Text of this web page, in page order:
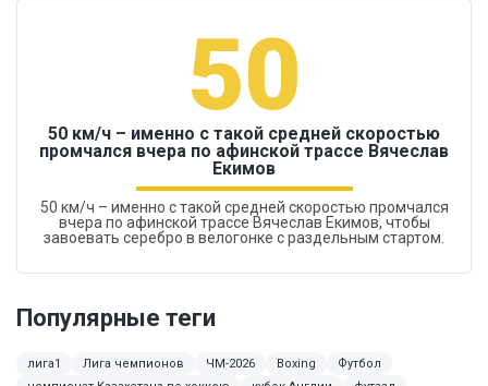
50
50 км/ч – именно с такой средней скоростью
промчался вчера по афинской трассе Вячеслав
Екимов
50 км/ч – именно с такой средней скоростью промчался
вчера по афинской трассе Вячеслав Екимов, чтобы
завоевать серебро в велогонке с раздельным стартом.
Популярные теги
лига1 Лига чемпионов ЧМ-2026 Boxing
Футбол